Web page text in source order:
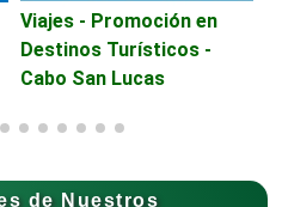
Viajes - Promoción en
Destinos Turísticos -
Cabo San Lucas
de Nuestros